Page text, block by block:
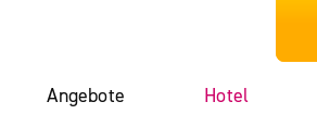
Angebote Hotel